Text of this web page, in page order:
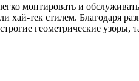
монтировать и
хай-тек стилем. Благодаря
геометрические узоры,